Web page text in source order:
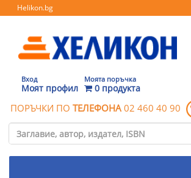
Helikon.bg
Вход
Моят профил
Моята поръчка
0 продукта
ПОРЪЧКИ ПО ТЕЛЕФОНА 02 460 40 90